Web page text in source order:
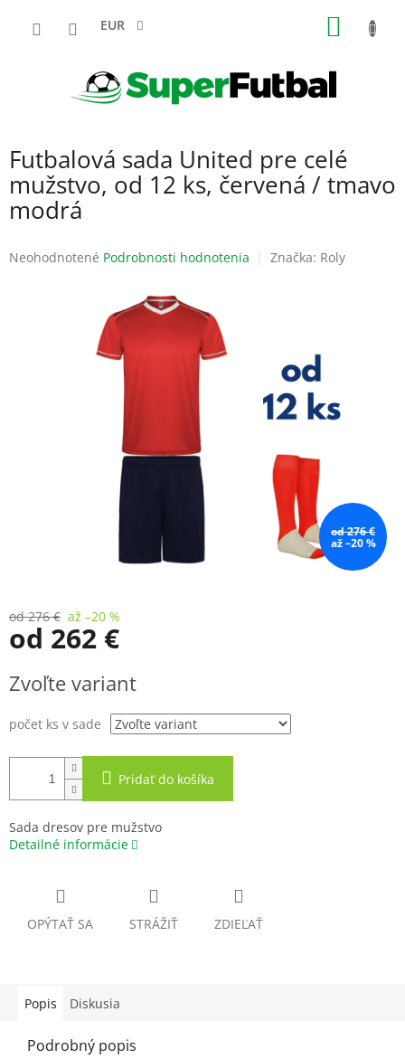
EUR
Futbalová sada United pre celé
mužstvo, od 12 ks, červená / tmavo
modrá
Priemerné
Neohodnotené Podrobnosti hodnotenia Značka: Roly
od 276 €
až –20 %
od 276 € až –20 %
od 262 €
cena:
Zvoľte variant
počet ks v sade
Pridať do košíka
Sada dresov pre mužstvo
Detailné informácie
OPÝTAŤ SA STRÁŽIŤ ZDIEĽAŤ
Popis Diskusia
Podrobný popis